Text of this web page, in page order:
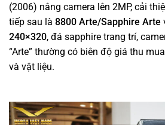
(2006) nâng camera lên 2MP, cải
tiếp sau là 8800 Arte/Sapphire Arte
240×320, đá sapphire trang trí,
“Arte” thường có biên độ giá thu
và vật liệu.